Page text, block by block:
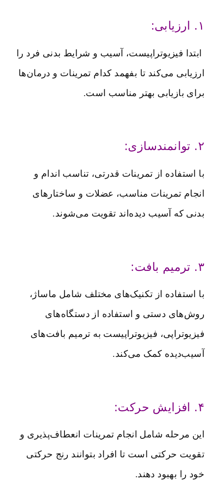
۱. ارزیابی:
ابتدا فیزیوتراپیست، آسیب و شرایط بدنی فرد را
ارزیابی می‌کند تا بفهمد کدام تمرینات و درمان‌ها
برای بازیابی بهتر مناسب است.
۲. توانمندسازی:
با استفاده از تمرینات قدرتی، تناسب اندام و
انجام تمرینات مناسب، عضلات و ساختارهای
بدنی که آسیب دیده‌اند تقویت می‌شوند.
۳. ترمیم بافت:
با استفاده از تکنیک‌های مختلف شامل ماساژ،
روش‌های دستی و استفاده از دستگاه‌های
فیزیوتراپی، فیزیوتراپیست به ترمیم بافت‌های
آسیب‌دیده کمک می‌کند.
۴. افزایش حرکت:
این مرحله شامل انجام تمرینات انعطاف‌پذیری و
تقویت حرکتی است تا افراد بتوانند رنج حرکتی
خود را بهبود دهند.